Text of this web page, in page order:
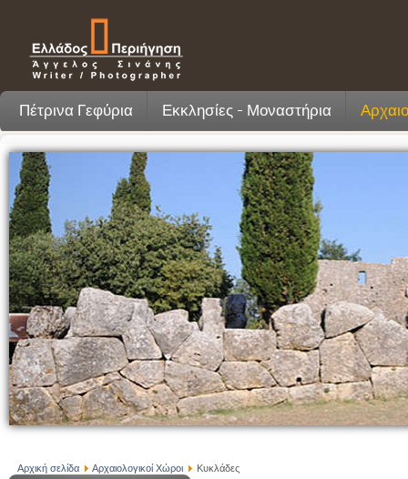
Πέτρινα Γεφύρια Εκκλησίες - Μοναστήρια
Αρχική σελίδα Αρχαιολογικοί Χώροι Κυκλάδες